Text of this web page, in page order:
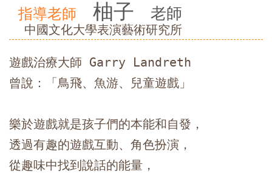
指導老師 柚子 老師
中國文化大學表演藝術研究所
遊戲治療大師 Garry Landreth
曾說：「鳥飛、魚游、兒童遊戲」
樂於遊戲就是孩子們的本能和自發，
透過有趣的遊戲互動、角色扮演，
從趣味中找到說話的能量，